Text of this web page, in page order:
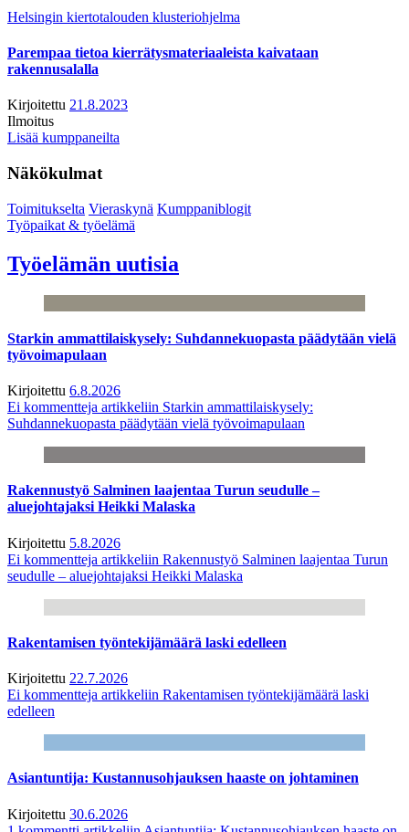
Helsingin kiertotalouden klusteriohjelma
Parempaa tietoa kierrätysmateriaaleista kaivataan
rakennusalalla
Kirjoitettu 21.8.2023
Ilmoitus
Lisää kumppaneilta
Näkökulmat
Toimitukselta Vieraskynä Kumppaniblogit
Työpaikat & työelämä
Työelämän uutisia
Starkin ammattilaiskysely: Suhdannekuopasta päädytään vielä
työvoimapulaan
Kirjoitettu 6.8.2026
Ei kommentteja artikkeliin Starkin ammattilaiskysely:
Suhdannekuopasta päädytään vielä työvoimapulaan
Rakennustyö Salminen laajentaa Turun seudulle –
aluejohtajaksi Heikki Malaska
Kirjoitettu 5.8.2026
Ei kommentteja artikkeliin Rakennustyö Salminen laajentaa Turun
seudulle – aluejohtajaksi Heikki Malaska
Rakentamisen työntekijämäärä laski edelleen
Kirjoitettu 22.7.2026
Ei kommentteja artikkeliin Rakentamisen työntekijämäärä laski
edelleen
Asiantuntija: Kustannusohjauksen haaste on johtaminen
Kirjoitettu 30.6.2026